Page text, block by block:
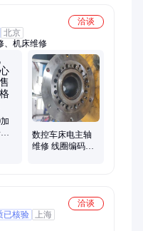
洽谈
北京
、机床维修
数控车床电主轴
维修 线圈编码器
洽谈
已核验
上海